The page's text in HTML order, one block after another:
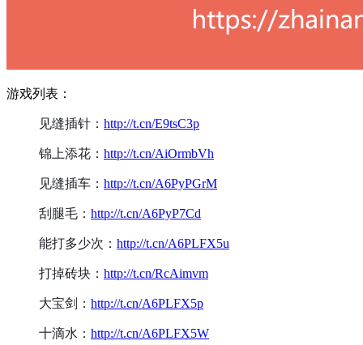
游戏列表：
见缝插针： http://t.cn/E9tsC3p
锦上添花： http://t.cn/AiOrmbVh
见缝插车： http://t.cn/A6PyPGrM
刮腿毛： http://t.cn/A6PyP7Cd
能打多少次： http://t.cn/A6PLFX5u
打掉砖块： http://t.cn/RcAimvm
大宝剑： http://t.cn/A6PLFX5p
十滴水： http://t.cn/A6PLFX5W